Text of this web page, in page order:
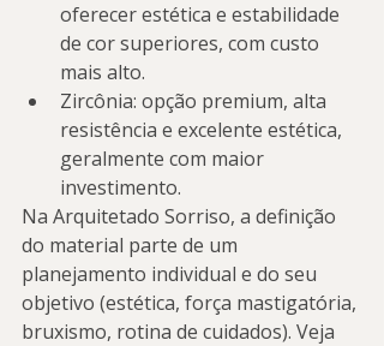
oferecer estética e estabilidade
de cor superiores, com custo
mais alto.
Zircônia: opção premium, alta
resistência e excelente estética,
geralmente com maior
investimento.
Na Arquitetado Sorriso, a definição
do material parte de um
planejamento individual e do seu
objetivo (estética, força mastigatória,
bruxismo, rotina de cuidados). Veja